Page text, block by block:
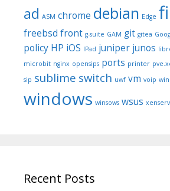
ad ASM chrome debian Edge
freebsd front g-suite GAM git gitea
policy HP iOS IPad juniper junos
microbit nginx opensips ports printer
sip sublime switch uwf vm voip win
windows winsows wsus
Recent Posts